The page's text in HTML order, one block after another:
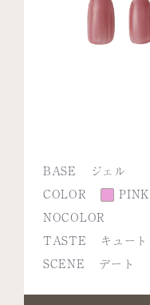
BASE
ジェル
COLOR
PINK
NOCOLOR
TASTE
キュート
SCENE
デート